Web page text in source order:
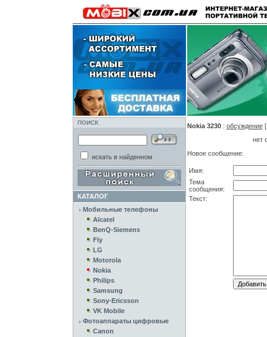
ПОИСК
искать в найденном
КАТАЛОГ
Мобильные телефоны
Alcatel
BenQ-Siemens
Fly
LG
Motorola
Nokia
Philips
Samsung
Sony-Ericsson
VK Mobile
Фотоаппараты цифровые
Canon
Nokia 3230: обсуждение
нет
Новое сообщение:
Имя:
Тема
сообщения:
Текст: